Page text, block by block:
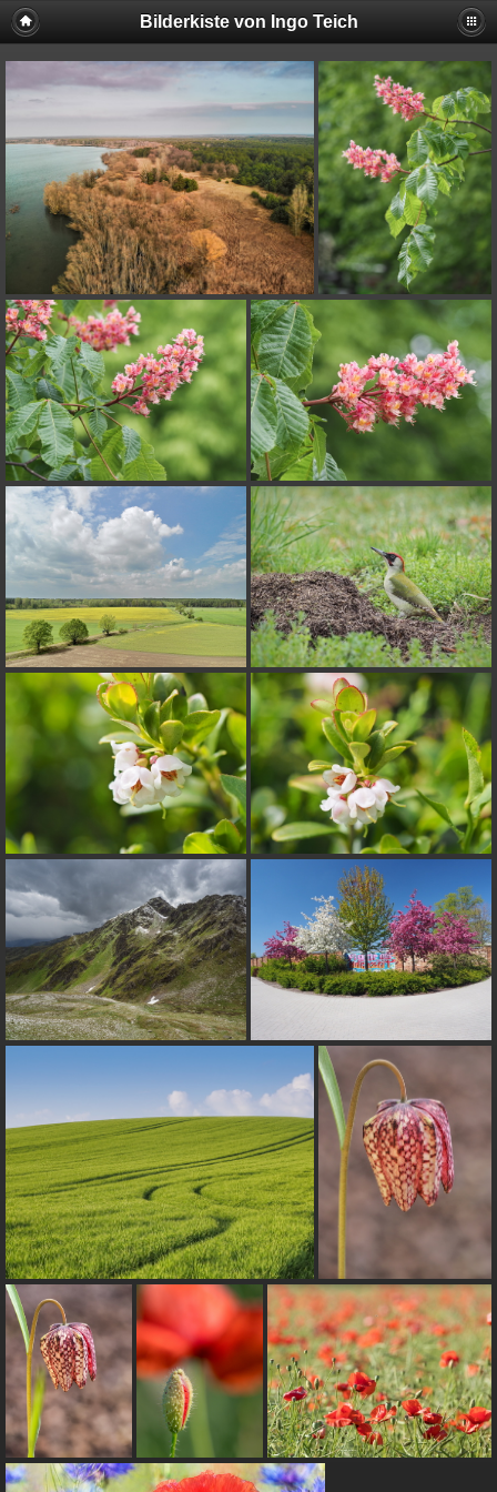
Bilderkiste von Ingo Teich